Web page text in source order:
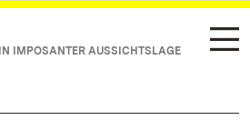
IMPOSANTER AUSSICHTSLAGE